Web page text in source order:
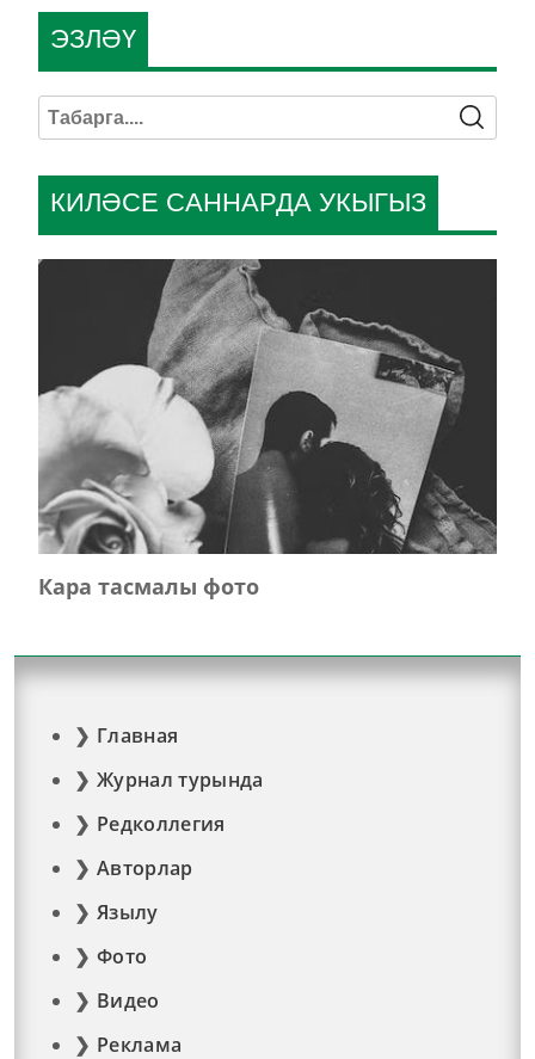
КИЛӘСЕ САННАРДА УКЫГЫЗ
Кара тасмалы фото
ЭЗЛӘҮ
Главная
Журнал турында
Редколлегия
Авторлар
Язылу
Фото
Видео
Реклама